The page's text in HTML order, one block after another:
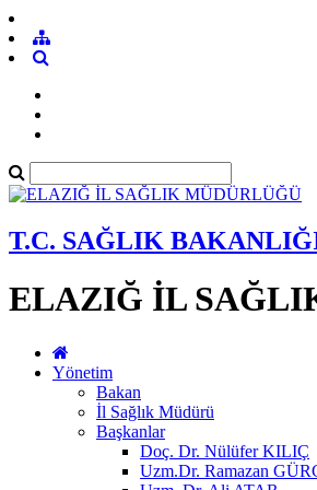
T.C. SAĞLIK
ELAZIĞ İL
Yönetim
Bakan
İl Sağlık Müdürü
Başkanlar
Doç. Dr. Nülüfer KILIÇ
Uzm.Dr. Ramazan